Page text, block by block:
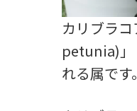
カリブラ
petunia)」
れる属です